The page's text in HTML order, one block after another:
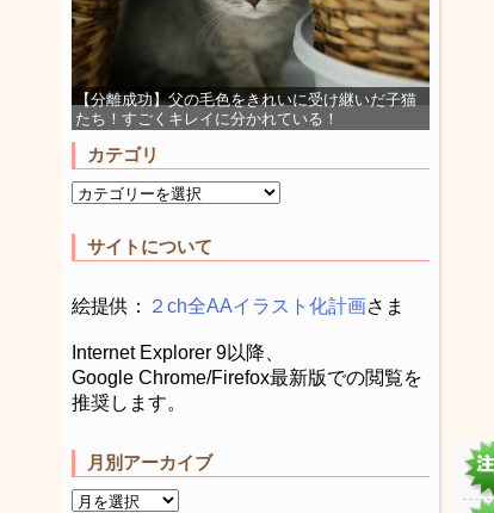
【分離成功】父の毛色をきれいに受け継いだ子猫
たち！すごくキレイに分かれている！
カテゴリ
サイトについて
絵提供： ２ch全AAイラスト化計画さま
Internet Explorer 9以降、
Google Chrome/Firefox最新版での閲覧を
推奨します。
月別アーカイブ